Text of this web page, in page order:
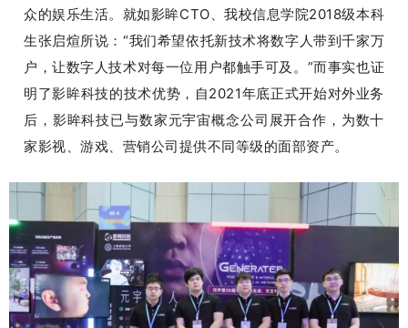
众的娱乐生活。 就如影眸CTO、我校信息学院2018级本科
生张启煊所说：“我们希望依托新技术将数字人带到千家万
户，让数字人技术对每一位用户都触手可及。 ”而事实也证
明了影眸科技的技术优势，自2021年底正式开始对外业务
后，影眸科技已与数家元宇宙概念公司展开合作，为数十
家影视、游戏、营销公司提供不同等级的面部资产。